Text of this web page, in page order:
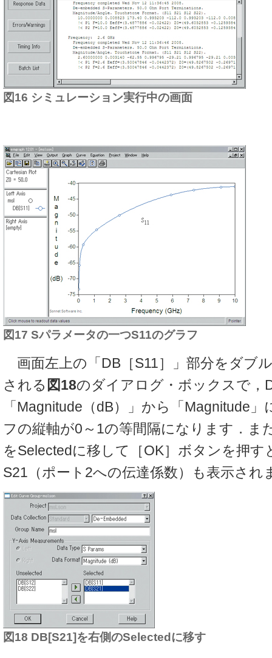
図16 シミュレーション実行中の画面
図17 Sパラメータの一つS11のグラフ
画面左上の「DB［S11］」部分をダブ
される 図18のダイアログ・ボックスで，
「Magnitude（dB）」から「Magnitude
フの縦軸が0～1の等間隔になります．ま
をSelectedに移して［OK］ボタンを押す
S21（ポート2への伝達係数）も表示され
図18 DB[S21]を右側のSelectedに移す